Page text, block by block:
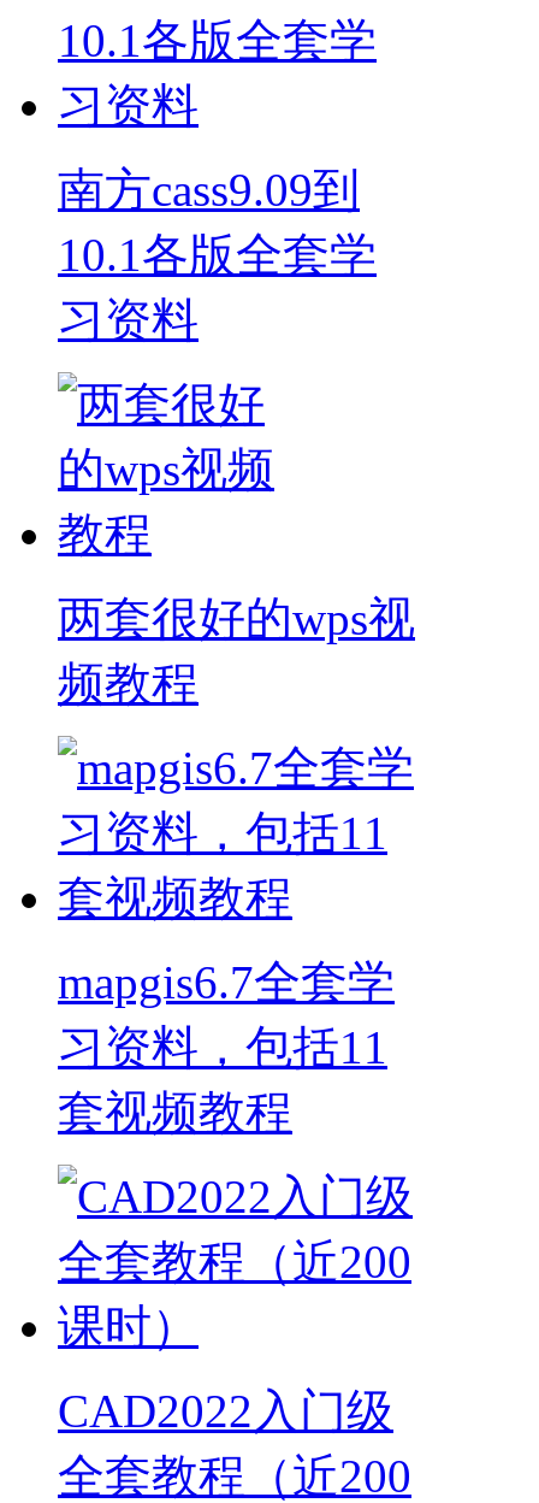
南方cass9.09到
10.1各版全套学
习资料
两套很好的wps视
频教程
mapgis6.7全套学
习资料，包括11
套视频教程
CAD2022入门级
全套教程（近200